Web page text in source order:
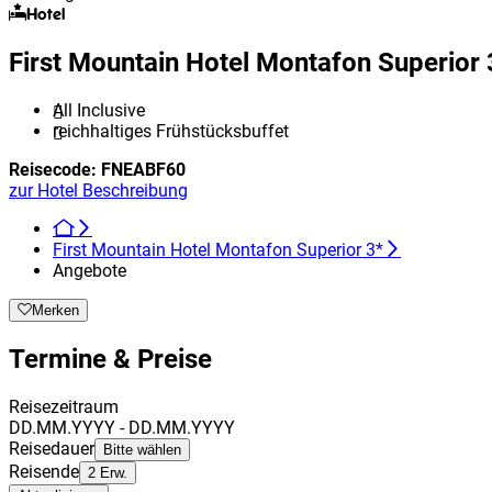
Hotel
First Mountain Hotel Montafon Superior
All Inclusive
reichhaltiges Frühstücksbuffet
Reisecode: FNEABF60
zur Hotel Beschreibung
First Mountain Hotel Montafon Superior 3*
Angebote
Merken
Termine & Preise
Reisezeitraum
DD.MM.YYYY - DD.MM.YYYY
Reisedauer Bitte wählen
Reisende 2 Erw.